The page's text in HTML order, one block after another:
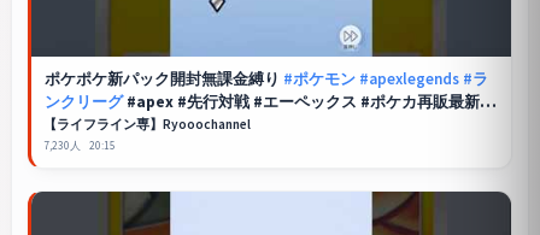
ポケポケ新パック開封無課金縛り #ポケモン #apexlegends #ラ
ンクリーグ#apex #先行対戦 #エーペックス #ポケカ再販最新情
報
【ライフライン専】Ryooochannel
7,230人 20:15